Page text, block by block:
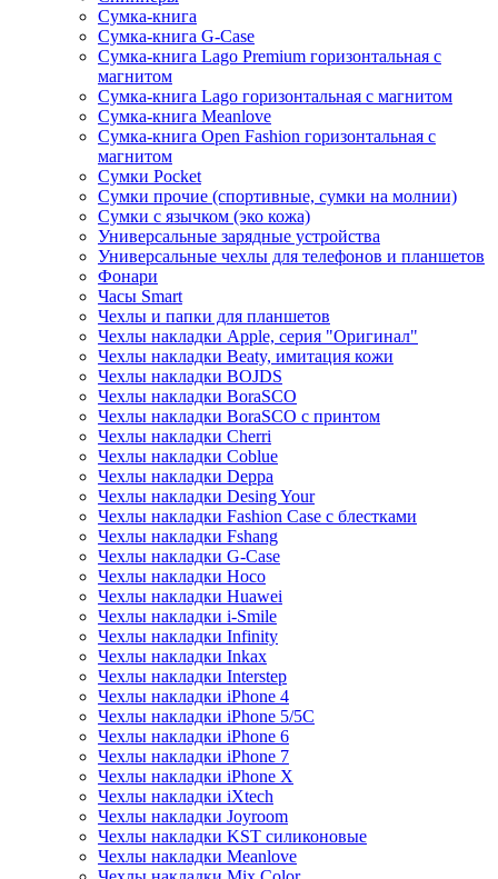
Сумка-книга
Сумка-книга G-Case
Сумка-книга Lago Premium горизонтальная с
магнитом
Сумка-книга Lago горизонтальная с магнитом
Сумка-книга Meanlove
Сумка-книга Open Fashion горизонтальная с
магнитом
Сумки Pocket
Сумки прочие (спортивные, сумки на молнии)
Сумки с язычком (эко кожа)
Универсальные зарядные устройства
Универсальные чехлы для телефонов и планшетов
Фонари
Часы Smart
Чехлы и папки для планшетов
Чехлы накладки Apple, серия "Оригинал"
Чехлы накладки Beaty, имитация кожи
Чехлы накладки BOJDS
Чехлы накладки BoraSCO
Чехлы накладки BoraSCO с принтом
Чехлы накладки Cherri
Чехлы накладки Coblue
Чехлы накладки Deppa
Чехлы накладки Desing Your
Чехлы накладки Fashion Case с блестками
Чехлы накладки Fshang
Чехлы накладки G-Case
Чехлы накладки Hoco
Чехлы накладки Huawei
Чехлы накладки i-Smile
Чехлы накладки Infinity
Чехлы накладки Inkax
Чехлы накладки Interstep
Чехлы накладки iPhone 4
Чехлы накладки iPhone 5/5С
Чехлы накладки iPhone 6
Чехлы накладки iPhone 7
Чехлы накладки iPhone X
Чехлы накладки iXtech
Чехлы накладки Joyroom
Чехлы накладки KST силиконовые
Чехлы накладки Meanlove